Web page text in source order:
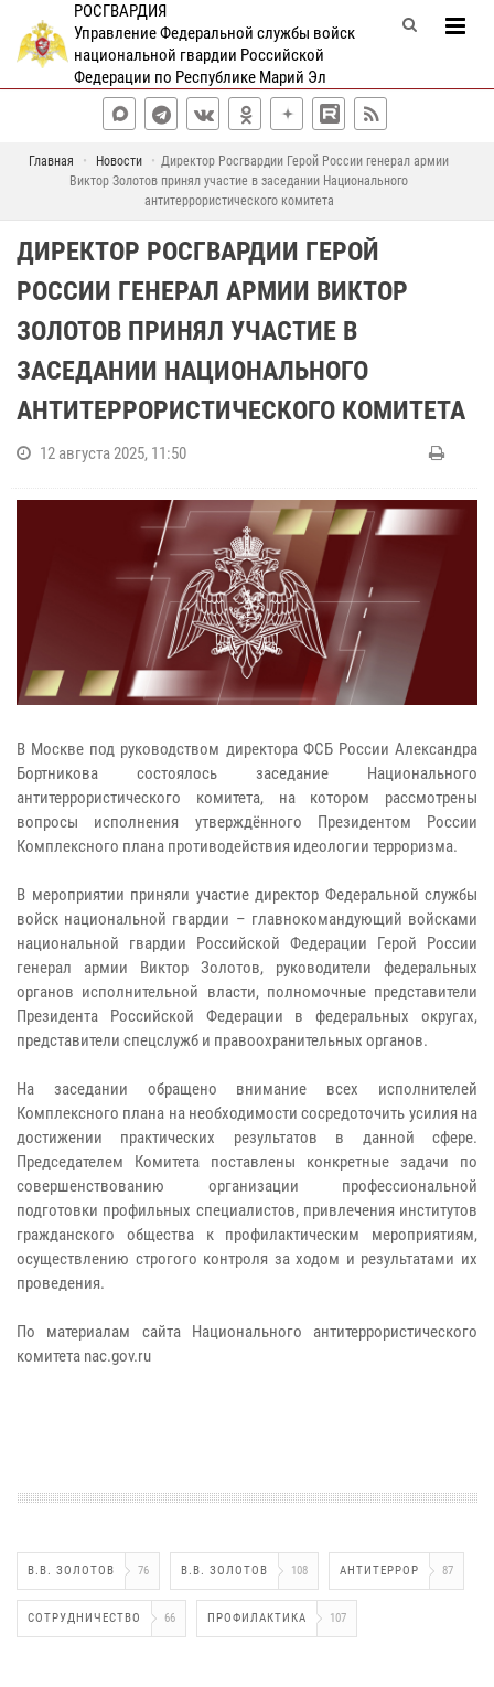
РОСГВАРДИЯ
Управление Федеральной службы войск
национальной гвардии Российской
Федерации по Республике Марий Эл
Главная Новости
Директор Росгвардии Герой России генерал армии
Виктор Золотов принял участие в заседании Национального
антитеррористического комитета
ДИРЕКТОР РОСГВАРДИИ ГЕРОЙ
РОССИИ ГЕНЕРАЛ АРМИИ ВИКТОР
ЗОЛОТОВ ПРИНЯЛ УЧАСТИЕ В
ЗАСЕДАНИИ НАЦИОНАЛЬНОГО
АНТИТЕРРОРИСТИЧЕСКОГО КОМИТЕТА
12 августа 2025, 11:50
В Москве под руководством директора ФСБ России Александра
Бортникова состоялось заседание Национального
антитеррористического комитета, на котором рассмотрены
вопросы исполнения утверждённого Президентом России
Комплексного плана противодействия идеологии терроризма.
В мероприятии приняли участие директор Федеральной службы
войск национальной гвардии – главнокомандующий войсками
национальной гвардии Российской Федерации Герой России
генерал армии Виктор Золотов, руководители федеральных
органов исполнительной власти, полномочные представители
Президента Российской Федерации в федеральных округах,
представители спецслужб и правоохранительных органов.
На заседании обращено внимание всех исполнителей
Комплексного плана на необходимости сосредоточить усилия на
достижении практических результатов в данной сфере.
Председателем Комитета поставлены конкретные задачи по
совершенствованию организации профессиональной
подготовки профильных специалистов, привлечения институтов
гражданского общества к профилактическим мероприятиям,
осуществлению строгого контроля за ходом и результатами их
проведения.
По материалам сайта Национального антитеррористического
комитета nac.gov.ru
В.В. ЗОЛОТОВ 76 В.В. ЗОЛОТОВ 108 АНТИТЕРРОР 87
СОТРУДНИЧЕСТВО 66 ПРОФИЛАКТИКА 107